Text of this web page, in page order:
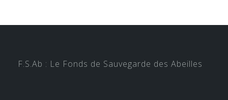
F.S.Ab : Le Fonds de Sauvegarde des Abeilles